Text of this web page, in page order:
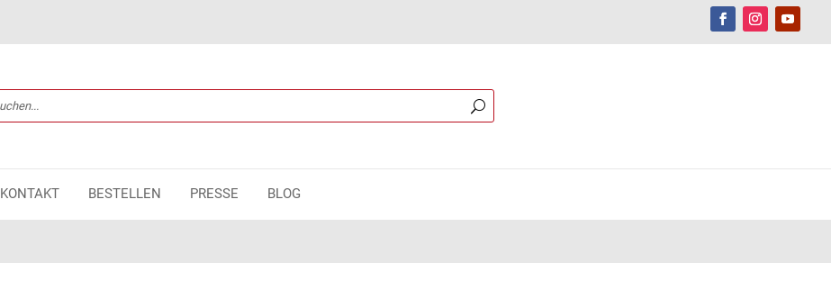
KONTAKT BESTELLEN PRESSE BLOG